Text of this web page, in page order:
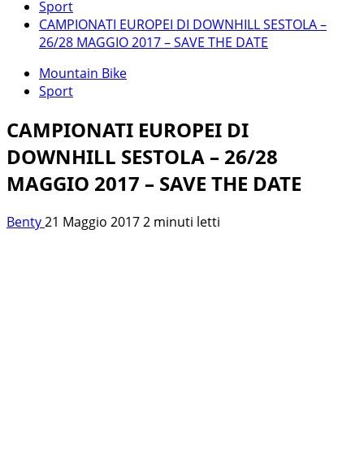
Sport
CAMPIONATI EUROPEI DI DOWNHILL SESTOLA –
26/28 MAGGIO 2017 – SAVE THE DATE
Mountain Bike
Sport
CAMPIONATI EUROPEI DI
DOWNHILL SESTOLA – 26/28
MAGGIO 2017 – SAVE THE DATE
Benty21 Maggio 20172 minuti letti